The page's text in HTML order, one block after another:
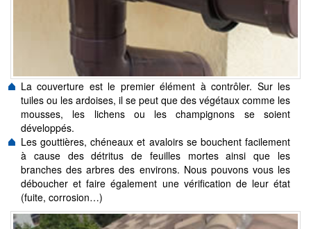
La couverture est le premier élément à contrôler. Sur les
tuiles ou les ardoises, il se peut que des végétaux comme les
mousses, les lichens ou les champignons se soient
développés.
Les gouttières, chéneaux et avaloirs se bouchent facilement
à cause des détritus de feuilles mortes ainsi que les
branches des arbres des environs. Nous pouvons vous les
déboucher et faire également une vérification de leur état
(fuite, corrosion…)